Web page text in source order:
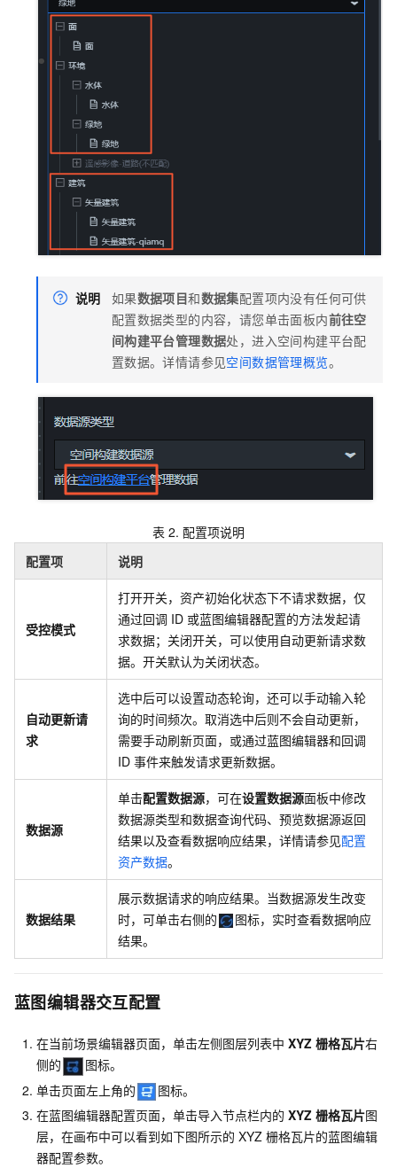
说明 如果数据项目和数据集配置项内没有任何可供
配置数据类型的内容，请您单击面板内前往空
间构建平台管理数据处，进入空间构建平台配
置数据。详情请参见空间数据管理概览。
表 2. 配置项说明
配置项
说明
受控模式
打开开关，资产初始化状态下不请求数据，仅
通过回调 ID 或蓝图编辑器配置的方法发起请
求数据；关闭开关，可以使用自动更新请求数
据。开关默认为关闭状态。
自动更新请
求
选中后可以设置动态轮询，还可以手动输入轮
询的时间频次。取消选中后则不会自动更新，
需要手动刷新页面，或通过蓝图编辑器和回调
ID 事件来触发请求更新数据。
数据源
单击配置数据源，可在设置数据源面板中修改
数据源类型和数据查询代码、预览数据源返回
结果以及查看数据响应结果，详情请参见配置
资产数据。
数据结果
展示数据请求的响应结果。当数据源发生改变
时，可单击右侧的
图标，实时查看数据响应
结果。
蓝图编辑器交互配置
在当前场景编辑器页面，单击左侧图层列表中 XYZ 栅格瓦片右
侧的
图标。
单击页面左上角的
图标。
在蓝图编辑器配置页面，单击导入节点栏内的 XYZ 栅格瓦片图
层，在画布中可以看到如下图所示的 XYZ 栅格瓦片的蓝图编辑
器配置参数。